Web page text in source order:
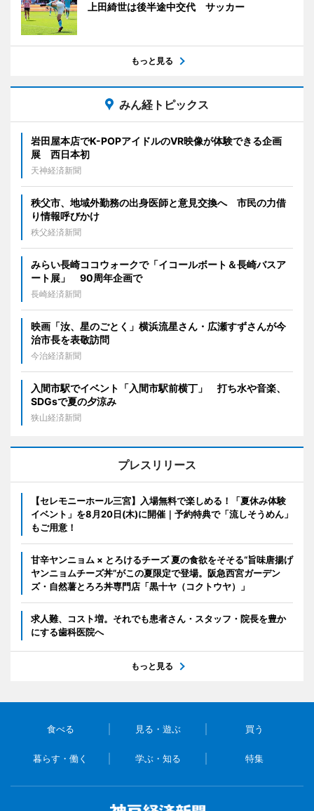
上田綺世は後半途中交代 サッカー
もっと見る
みん経トピックス
岩田屋本店でK-POPアイドルのVR映像が体験できる企画
展 西日本初
天神経済新聞
秩父市、地域外勤務の出身医師と意見交換へ 市民の力借
り情報呼びかけ
秩父経済新聞
みらい長崎ココウォークで「イコールボート＆長崎バスア
ート展」 90周年企画で
長崎経済新聞
映画「汝、星のごとく」横浜流星さん・広瀬すずさんが今
治市長を表敬訪問
今治経済新聞
入間市駅でイベント「入間市駅前横丁」 打ち水や音楽、
SDGsで夏の夕涼み
狭山経済新聞
プレスリリース
【セレモニーホール三宮】入場無料で楽しめる！「夏休み体験
イベント」を8月20日(木)に開催｜予約特典で「流しそうめん」
もご用意！
甘辛ヤンニョム × とろけるチーズ 夏の食欲をそそる“旨味唐揚げ
ヤンニョムチーズ丼”がこの夏限定で登場。阪急西宮ガーデン
ズ・自然薯とろろ丼専門店「黒十ヤ（コクトウヤ）」
求人難、コスト増。それでも患者さん・スタッフ・院長を豊か
にする歯科医院へ
もっと見る
食べる 見る・遊ぶ 買う
暮らす・働く 学ぶ・知る 特集